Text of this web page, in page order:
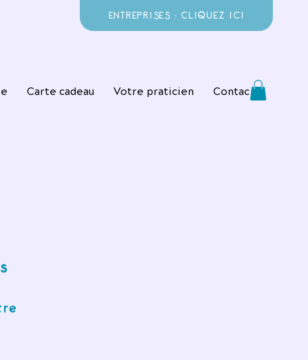
ENTREPRISES : CLIQUEZ ICI
Carte cadeau Votre praticien Contact